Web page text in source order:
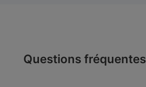
Questions fréquentes